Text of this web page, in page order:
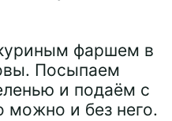
фаршем в
Посыпаем
и подаём с
и без него.